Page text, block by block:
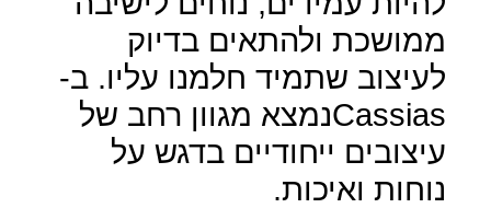
ממושכת ולהתאים בדיוק
לעיצוב שתמיד חלמנו עליו. ב-
Cassiasנמצא מגוון רחב של
עיצובים ייחודיים בדגש על
נוחות ואיכות.